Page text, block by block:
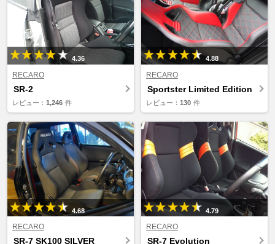
4.36
RECARO
SR-2
レビュー： 1,246 件
4.88
RECARO
Sportster Limited Edition
レビュー： 130 件
4.68
RECARO
SR-7 SK100 SILVER
4.79
RECARO
SR-7 Evolution